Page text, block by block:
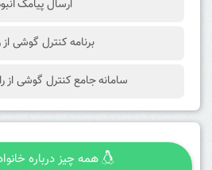
ارسال پیامک
برنامه کنترل گوشی از
سامانه جامع کنترل گوشی از
همه چیز درباره